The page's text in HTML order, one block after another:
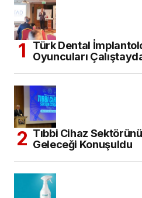
Türk Dental
Oyuncuları
Tıbbi Cihaz
Geleceği Konuşuldu